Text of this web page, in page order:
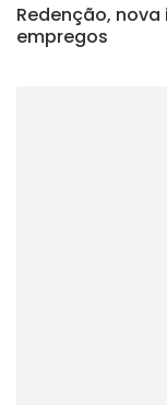
Redenção,
empregos